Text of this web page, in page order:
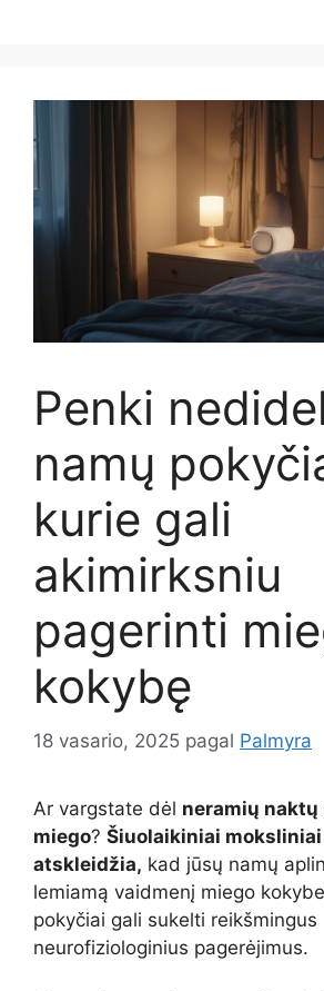
Penki
namų
kurie gali
akimirksniu
pagerinti
kokybę
18 vasario, 2025 pagal Palmyra
Ar vargstate dėl neramių
miego? Šiuolaikiniai
atskleidžia, kad jūsų namų
lemiamą vaidmenį miego
pokyčiai gali sukelti reikšmingus
neurofiziologinius pagerėjimus.